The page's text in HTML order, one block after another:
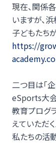
現在、関係
いますが、
子どもたち
https://
二つ目は「
eSports大会
教育プログ
えていただ
私たちの活